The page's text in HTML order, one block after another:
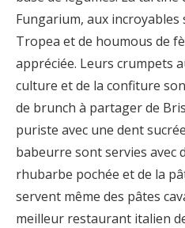
Fungarium, aux incroyables
Tropea et de houmous de
appréciée. Leurs crumpets
culture et de la confiture
de brunch à partager de
puriste avec une dent
babeurre sont servies avec
rhubarbe pochée et de la
servent même des pâtes
meilleur restaurant italien